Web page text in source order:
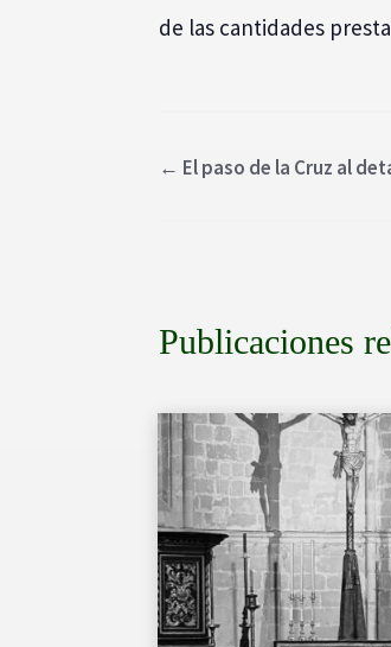
de las cantidades
← El paso de la Cruz al
Publicaciones